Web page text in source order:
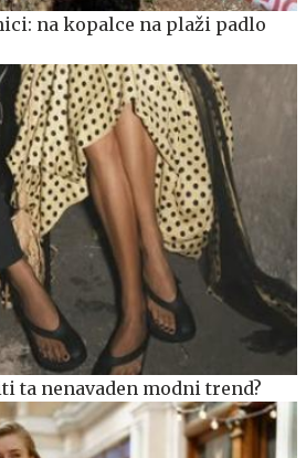
na kopalce na plaži padlo
ta nenavaden modni trend?